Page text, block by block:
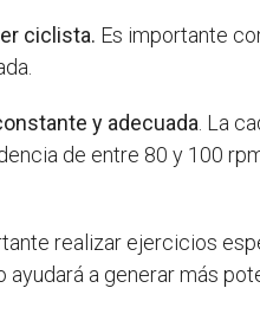
ciclista. Es importante
y adecuada . La
de entre 80 y 100
realizar ejercicios
a generar más